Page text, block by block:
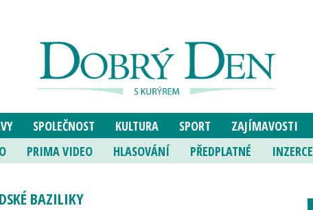
SPOLEČNOST KULTURA SPORT ZAJÍMAVOSTI
PRIMA VIDEO HLASOVÁNÍ PŘEDPLATNÉ INZERCE
BAZILIKY